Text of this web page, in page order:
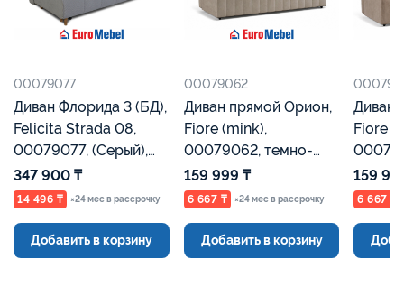
00079077
Диван Флорида 3 (БД),
Felicita Strada 08,
00079077, (Серый),
Евромебель
347 900 ₸
14 496 ₸ ×24 мес в рассрочку
Добавить в корзину
00079062
Диван прямой Орион,
Fiore (mink),
00079062, темно-
бежевый, Евромебель
159 999 ₸
6 667 ₸ ×24 мес в рассрочку
Добавить в корзину
Диван
Fiore
159
6 667 ₸